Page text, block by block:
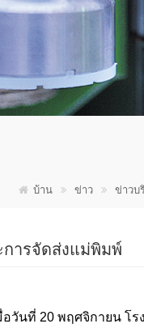
บ้าน ข่าว ข่าวบ
การจัดส่งแม่พิมพ์
วันที่ 20 พฤศจิกายน โร